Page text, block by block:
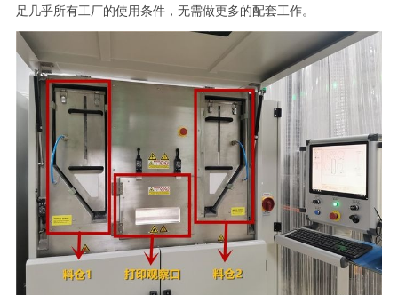
足几乎所有工厂的使用条件，无需做更多的配套工作。